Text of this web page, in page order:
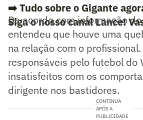
➡️ Tudo sobre o Gigante
Siga o nosso canal Lance!
De acordo com informação
entendeu que houve uma
na relação com o
responsáveis pelo futebol do
insatisfeitos com os
dirigente nos bastidores.
CONTINUA
APÓS A
PUBLICIDADE